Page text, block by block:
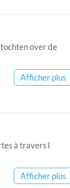
over de
Afficher plus
à travers l
Afficher plus